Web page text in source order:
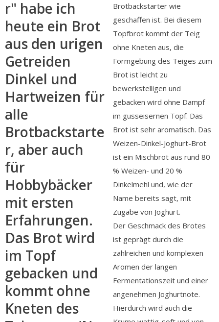
r" habe ich
heute ein Brot
aus den urigen
Getreiden
Dinkel und
Hartweizen für
alle
Brotbackstarte
r, aber auch
für
Hobbybäcker
mit ersten
Erfahrungen.
Das Brot wird
im Topf
gebacken und
kommt ohne
Kneten des
Brotbackstarter wie
geschaffen ist. Bei diesem
Topfbrot kommt der Teig
ohne Kneten aus, die
Formgebung des Teiges zum
Brot ist leicht zu
bewerkstelligen und
gebacken wird ohne Dampf
im gusseisernen Topf. Das
Brot ist sehr aromatisch. Das
Weizen-Dinkel-Joghurt-Brot
ist ein Mischbrot aus rund 80
% Weizen- und 20 %
Dinkelmehl und, wie der
Name bereits sagt, mit
Zugabe von Joghurt.
Der Geschmack des Brotes
ist geprägt durch die
zahlreichen und komplexen
Aromen der langen
Fermentationszeit und einer
angenehmen Joghurtnote.
Hierdurch wird auch die